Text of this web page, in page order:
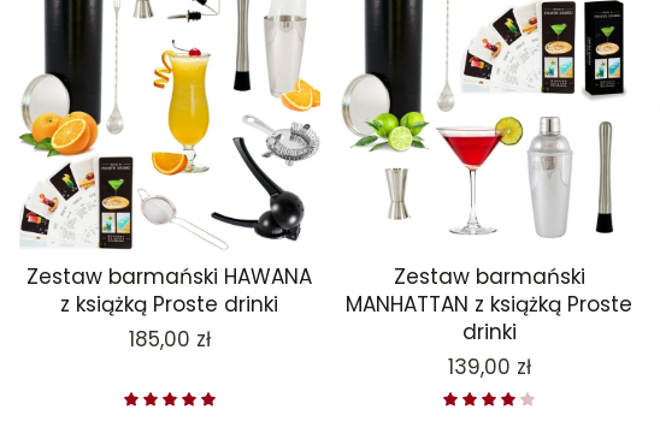
Zestaw barmański HAWANA
z książką Proste drinki
Cena
185,00 zł
Zestaw barmański
MANHATTAN z książką Proste
drinki
Cena
139,00 zł